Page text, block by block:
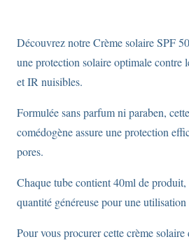
SPF50+
en
format
Découvrez notre Crème solaire SPF
une protection solaire optimale
et IR nuisibles.
Formulée sans parfum ni paraben,
comédogène assure une protection
pores.
Chaque tube contient 40ml de
quantité généreuse pour une
Pour vous procurer cette crème solaire